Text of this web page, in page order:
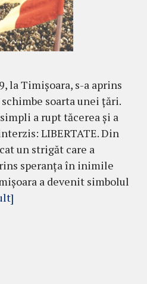
la Timișoara, s-a aprins
schimbe soarta unei țări.
a rupt tăcerea și a
LIBERTATE. Din
un strigăt care a
speranța în inimile
a devenit simbolul